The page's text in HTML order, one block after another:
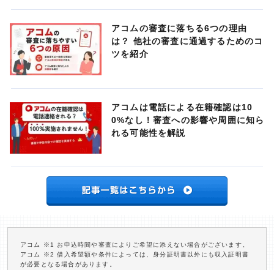
アコムの審査に落ちる6つの理由
は？ 他社の審査に通過するためのコ
ツを紹介
アコムは電話による在籍確認は10
0%なし！審査への影響や周囲に知ら
れる可能性を解説
アコム ※1 お申込時間や審査によりご希望に添えない場合がございます。
アコム ※2 借入希望額や条件によっては、身分証明書以外にも収入証明書
が必要となる場合があります。